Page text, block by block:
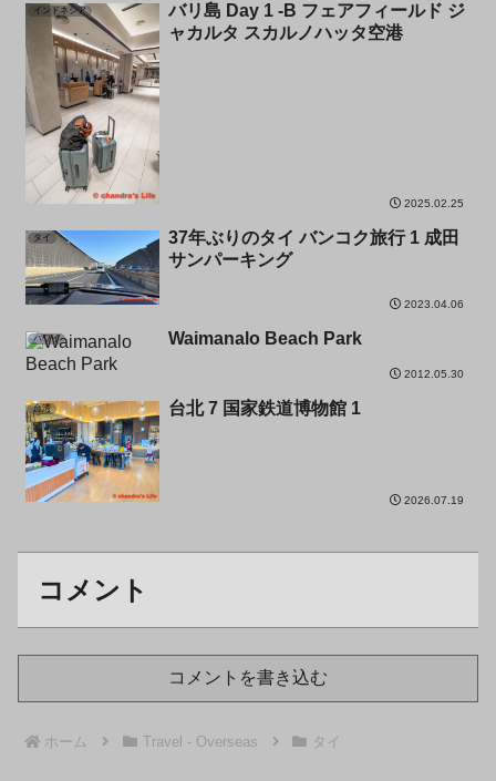
インドネシア
バリ島 Day 1 -B フェアフィールド ジ
ャカルタ スカルノハッタ空港
2025.02.25
タイ
37年ぶりのタイ バンコク旅行 1 成田
サンパーキング
2023.04.06
ハワイ Waimanalo Beach Park
2012.05.30
台湾 台北 7 国家鉄道博物館 1
2026.07.19
コメント
コメントを書き込む
ホーム Travel - Overseas タイ